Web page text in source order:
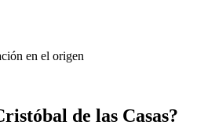
en el origen
de las Casas?